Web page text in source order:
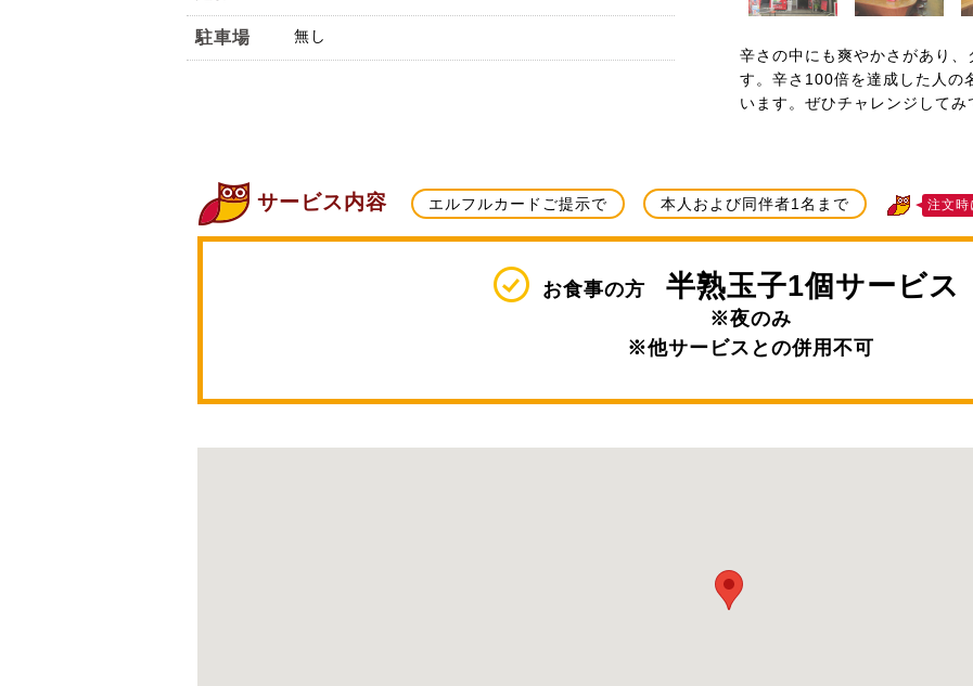
駐車場
無し
辛さの中にも爽やかさがあり
す。辛さ100倍を達成した人の
います。ぜひチャレンジしてみ
サービス内容 エルフルカードご提示で 本人および同伴者1名まで 注文時
お食事の方 半熟玉子1個サービス
※夜のみ
※他サービスとの併用不可